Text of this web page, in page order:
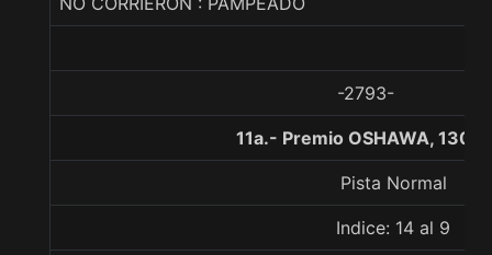
-2793-
11a.- Premio OSHAWA, 1300
Pista Normal
Indice: 14 al 9